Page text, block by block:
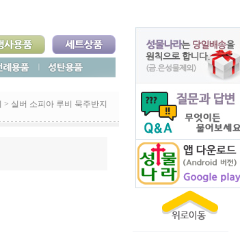
> 실버 소피아 루비 묵주반지